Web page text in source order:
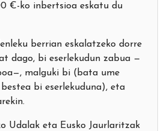
€-ko inbertsioa eskatu du
berrian eskalatzeko dorre
dago, bi eserlekudun zabua —
malguki bi (bata ume
bi eserlekuduna), eta
Udalak eta Eusko Jaurlaritzak